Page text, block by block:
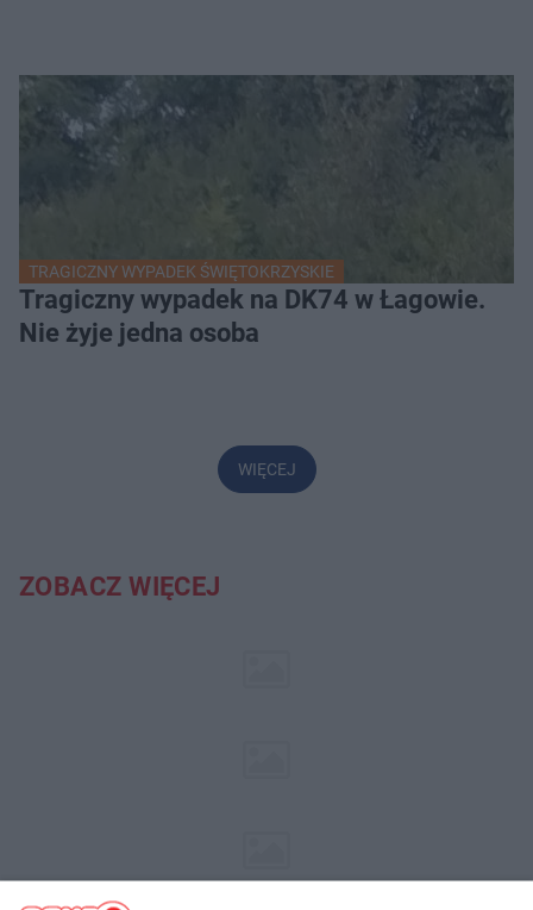
TRAGICZNY WYPADEK ŚWIĘTOKRZYSKIE
Tragiczny wypadek na DK74 w Łagowie.
Nie żyje jedna osoba
WIĘCEJ
ZOBACZ WIĘCEJ